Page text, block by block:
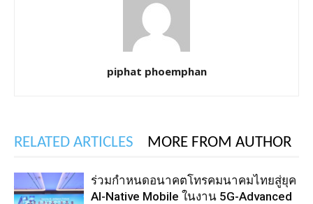
piphat phoemphan
RELATED ARTICLES MORE FROM AUTHOR
ร่วมกำหนดอนาคตโทรคมนาคมไทยสู่ยุค
AI-Native Mobile ในงาน 5G-Advanced